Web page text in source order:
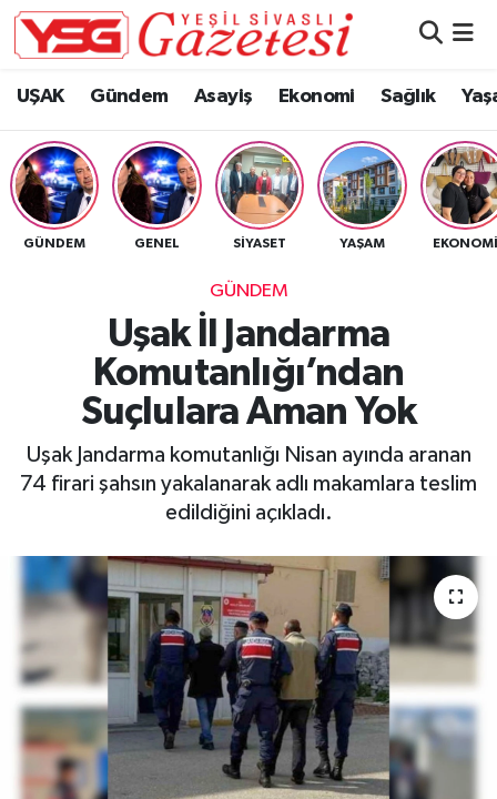
UŞAK Gündem Asayiş Ekonomi Sağlık
GÜNDEM GENEL SIYASET YAŞAM EKONOMI
GÜNDEM
Uşak İl Jandarma
Komutanlığı’ndan
Suçlulara Aman Yok
Uşak Jandarma komutanlığı Nisan ayında aranan
74 firari şahsın yakalanarak adlı makamlara teslim
edildiğini açıkladı.
Hava Durumu
Namaz Vakitleri
Trafik Durumu
Süper Lig Puan Durumu ve Fikstür
Tüm Manşetler
Son Dakika Haberleri
Haber Arşivi